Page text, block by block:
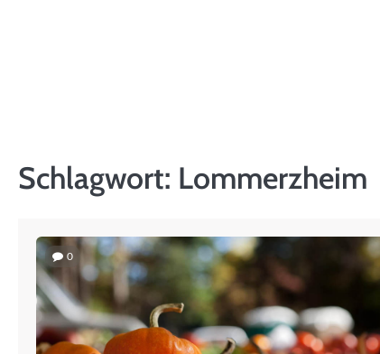
Schlagwort: Lommerzheim
0